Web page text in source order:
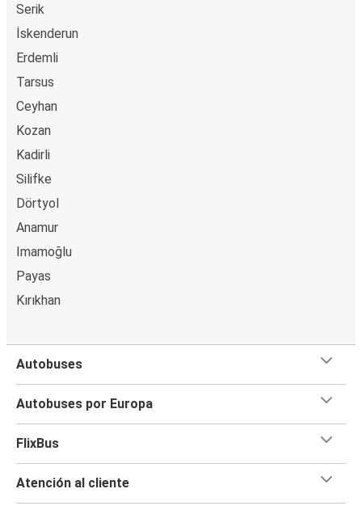
Serik
İskenderun
Erdemli
Tarsus
Ceyhan
Kozan
Kadirli
Silifke
Dörtyol
Anamur
Imamoğlu
Payas
Kırıkhan
Autobuses
Autobuses por Europa
FlixBus
Atención al cliente